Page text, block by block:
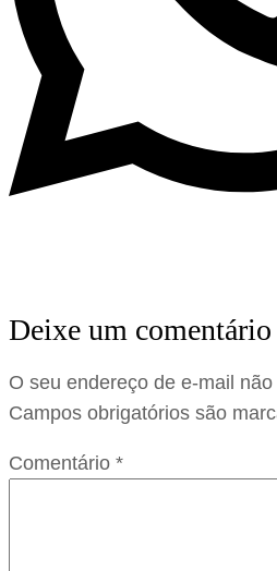
Deixe um comentário
O seu endereço de e-mail
Campos obrigatórios são
Comentário *